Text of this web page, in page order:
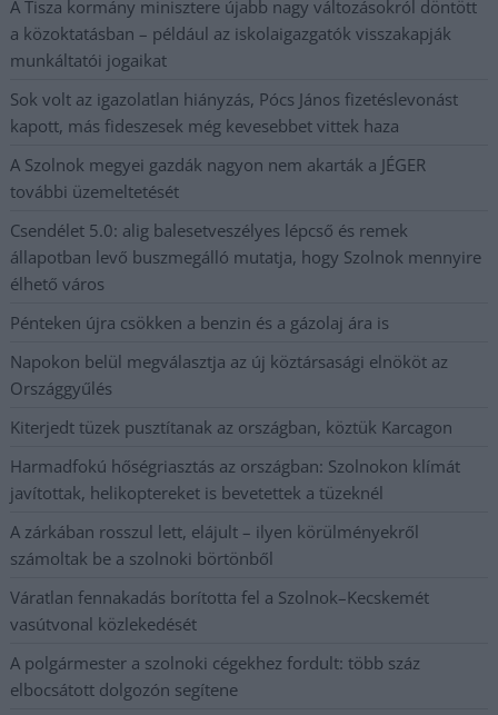
A Tisza kormány minisztere újabb nagy változásokról döntött
a közoktatásban – például az iskolaigazgatók visszakapják
munkáltatói jogaikat
Sok volt az igazolatlan hiányzás, Pócs János fizetéslevonást
kapott, más fideszesek még kevesebbet vittek haza
A Szolnok megyei gazdák nagyon nem akarták a JÉGER
további üzemeltetését
Csendélet 5.0: alig balesetveszélyes lépcső és remek
állapotban levő buszmegálló mutatja, hogy Szolnok mennyire
élhető város
Pénteken újra csökken a benzin és a gázolaj ára is
Napokon belül megválasztja az új köztársasági elnököt az
Országgyűlés
Kiterjedt tüzek pusztítanak az országban, köztük Karcagon
Harmadfokú hőségriasztás az országban: Szolnokon klímát
javítottak, helikoptereket is bevetettek a tüzeknél
A zárkában rosszul lett, elájult – ilyen körülményekről
számoltak be a szolnoki börtönből
Váratlan fennakadás borította fel a Szolnok–Kecskemét
vasútvonal közlekedését
A polgármester a szolnoki cégekhez fordult: több száz
elbocsátott dolgozón segítene